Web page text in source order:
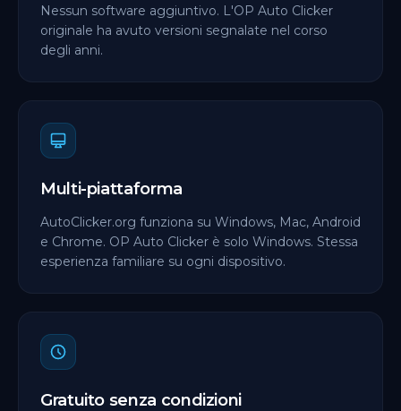
Nessun software aggiuntivo. L'OP Auto Clicker
originale ha avuto versioni segnalate nel corso
degli anni.
Multi-piattaforma
AutoClicker.org funziona su Windows, Mac, Android
e Chrome. OP Auto Clicker è solo Windows. Stessa
esperienza familiare su ogni dispositivo.
Gratuito senza condizioni